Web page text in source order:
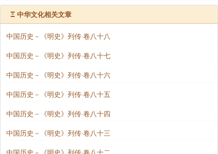
部营关下，伐木治桥梁，给军食。安南平，命措置交阯
缘途诸堡，而柳、浔诸蛮乘观出，复叛。
五年，观旋师抵柳州。贼望风遁匿，观请俟秋凉
深入，且请济师。帝使使发湖广、广东、贵州三都司
讨。十月，诸军皆集，分道进剿。观自以贵州、两广兵
由柳州攻马平、来宾、迁江、宾州、上林、罗城、融
平、永福。斩首万余级，擒万三千余人，群蛮复定。捷
闻，帝嘉劳之。
Ξ 中华文化相关文章
中国历史－《明史》列传·卷八十八
中国历史－《明史》列传·卷八十七
中国历史－《明史》列传·卷八十六
中国历史－《明史》列传·卷八十五
中国历史－《明史》列传·卷八十四
中国历史－《明史》列传·卷八十三
中国历史－《明史》列传·卷八十二